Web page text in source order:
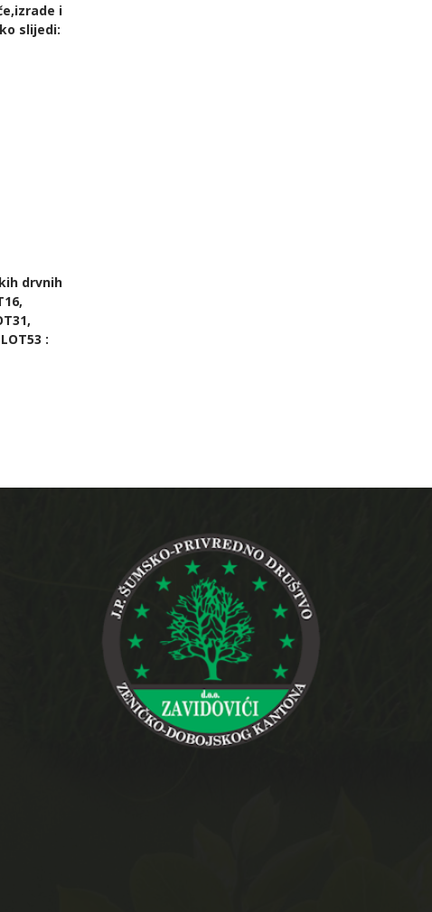
i
slijedi:
drvnih
: